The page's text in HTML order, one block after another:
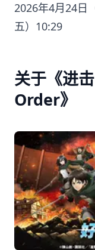
2026年4月24日
五）10:29
关于《进
Order》